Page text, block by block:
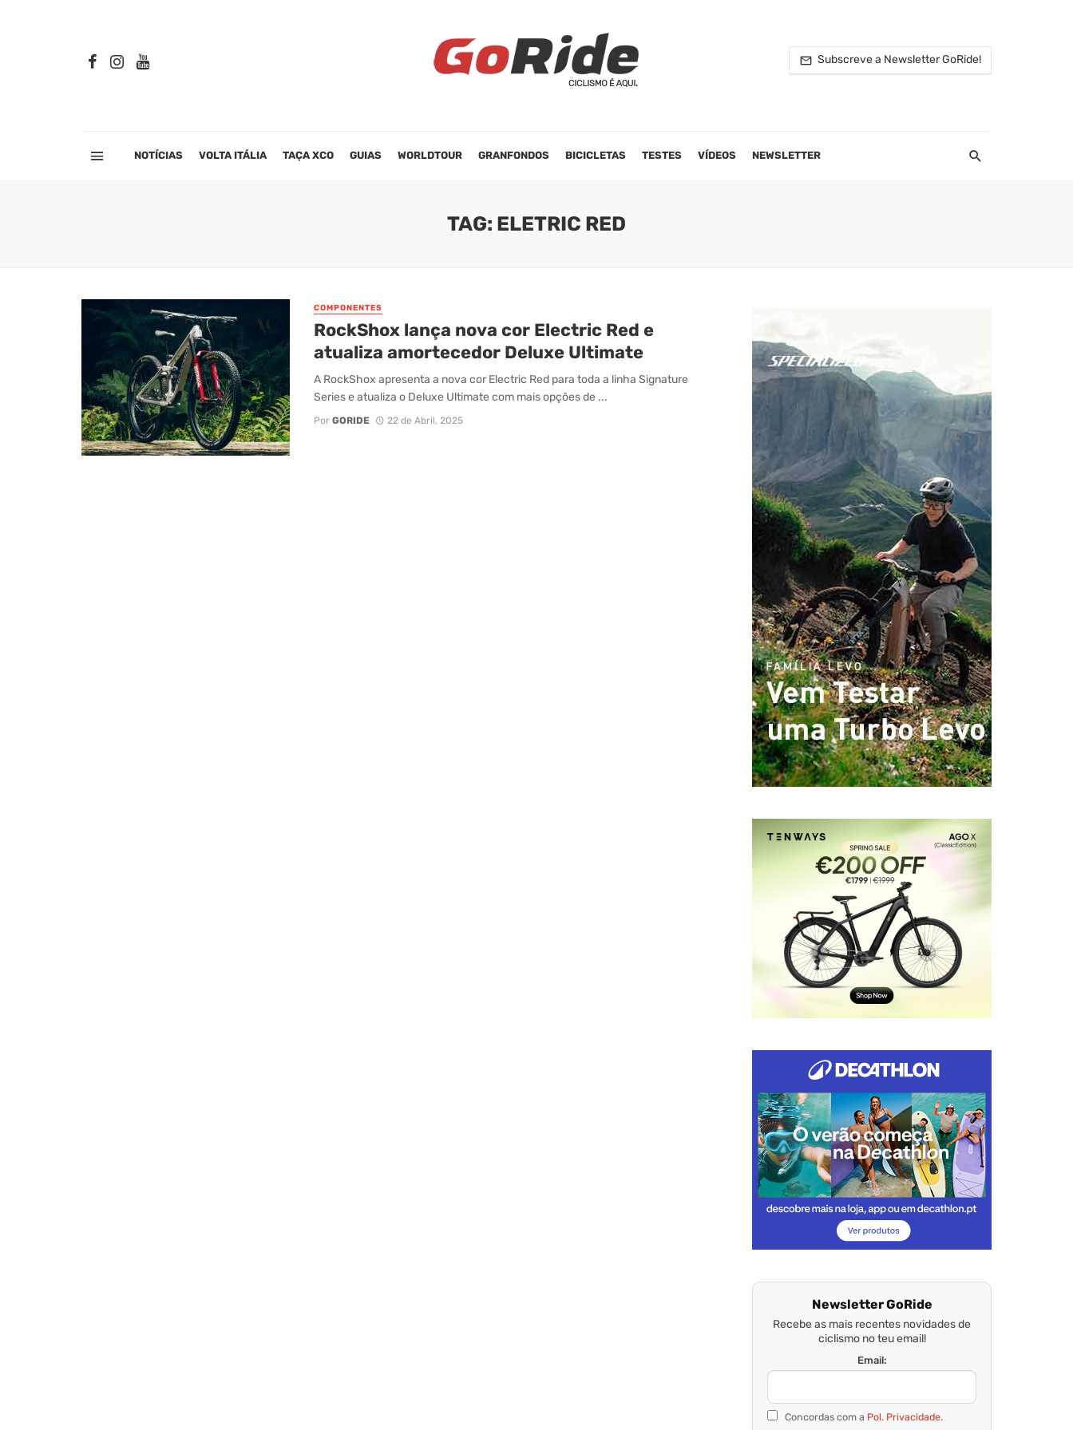
Subscreve a Newsletter GoRide!
NOTÍCIAS VOLTA ITÁLIA TAÇA XCO GUIAS WORLDTOUR GRANFONDOS BICICLETAS TESTES VÍDEOS NEWSLETTER
TAG: ELETRIC RED
COMPONENTES
RockShox lança nova cor Electric Red e
atualiza amortecedor Deluxe Ultimate
A RockShox apresenta a nova cor Electric Red para toda a linha Signature
Series e atualiza o Deluxe Ultimate com mais opções de ...
Por GORIDE 22 de Abril, 2025
Newsletter GoRide
Recebe as mais recentes novidades de
ciclismo no teu email!
Email:
Concordas com a Pol. Privacidade.